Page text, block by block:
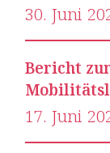
30. Juni
Bericht
17. Juni